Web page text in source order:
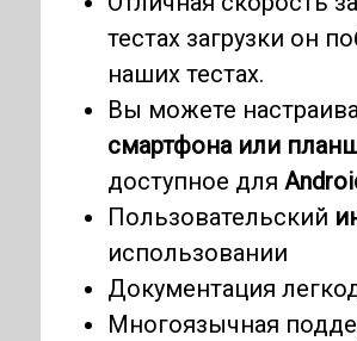
тестах загрузки он
наших тестах.
Вы можете
смартфона или
доступное для
Пользовательский
использовании
Документация
Многоязычная